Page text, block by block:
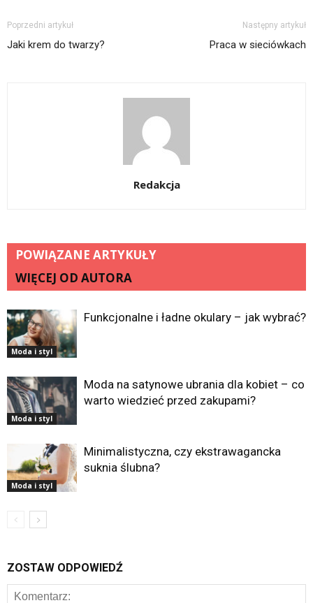
Poprzedni artykuł
Jaki krem do twarzy?
Następny artykuł
Praca w sieciówkach
Redakcja
POWIĄZANE ARTYKUŁY
WIĘCEJ OD AUTORA
Moda i styl
Funkcjonalne i ładne okulary – jak wybrać?
Moda i styl
Moda na satynowe ubrania dla kobiet – co
warto wiedzieć przed zakupami?
Moda i styl
Minimalistyczna, czy ekstrawagancka
suknia ślubna?
ZOSTAW ODPOWIEDŹ